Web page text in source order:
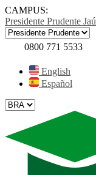
CAMPUS:
Presidente Prudente Jaú
0800 771 5533
English
Español